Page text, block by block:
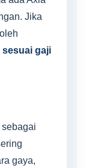
Jika
sesuai gaji
sebagai
gaya,